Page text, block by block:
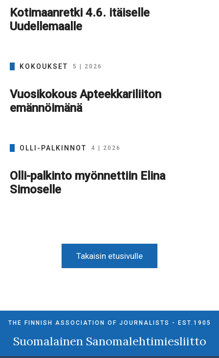
Kotimaanretki 4.6. itäiselle
Uudellemaalle
KOKOUKSET 5 | 2026
Vuosikokous Apteekkariliiton
emännöimänä
OLLI-PALKINNOT 4 | 2026
Olli-palkinto myönnettiin Elina
Simoselle
Takaisin etusivulle
THE FINNISH ASSOCIATION OF JOURNALISTS - EST.1905
Suomalainen Sanomalehtimiesliitto